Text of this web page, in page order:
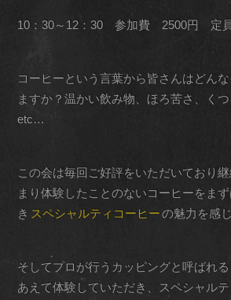
10：30～12：30 参加費 2500円 定
コーヒーという言葉から皆さんはどん
ますか？温かい飲み物、ほろ苦さ、く
etc…
この会は毎回ご好評をいただいており
まり体験したことのないコーヒーをま
き スペシャルティコーヒー の魅力を感
そしてプロが行うカッピングと呼ばれ
あえて体験していただき、スペシャル